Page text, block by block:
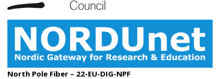
North Pole Fiber – 22-EU-DIG-NPF